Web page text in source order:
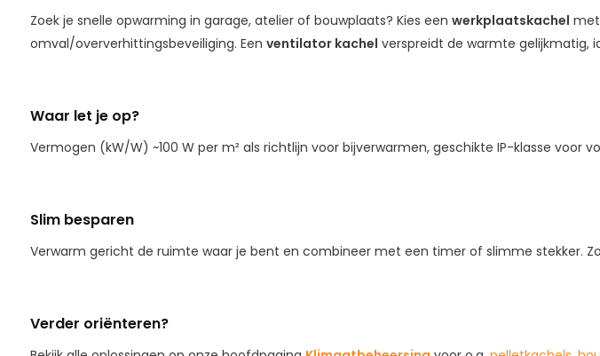
Zoek je snelle opwarming in garage, atelier of bouwplaats? Kies een werkplaatskachel met
omval/oververhittings­beveiliging. Een ventilator kachel verspreidt de warmte gelijkmatig,
Waar let je op?
Vermogen (kW/W) ~100 W per m² als richtlijn voor bijverwarmen, geschikte IP-klasse
Slim besparen
Verwarm gericht de ruimte waar je bent en combineer met een timer of slimme stekker.
Verder oriënteren?